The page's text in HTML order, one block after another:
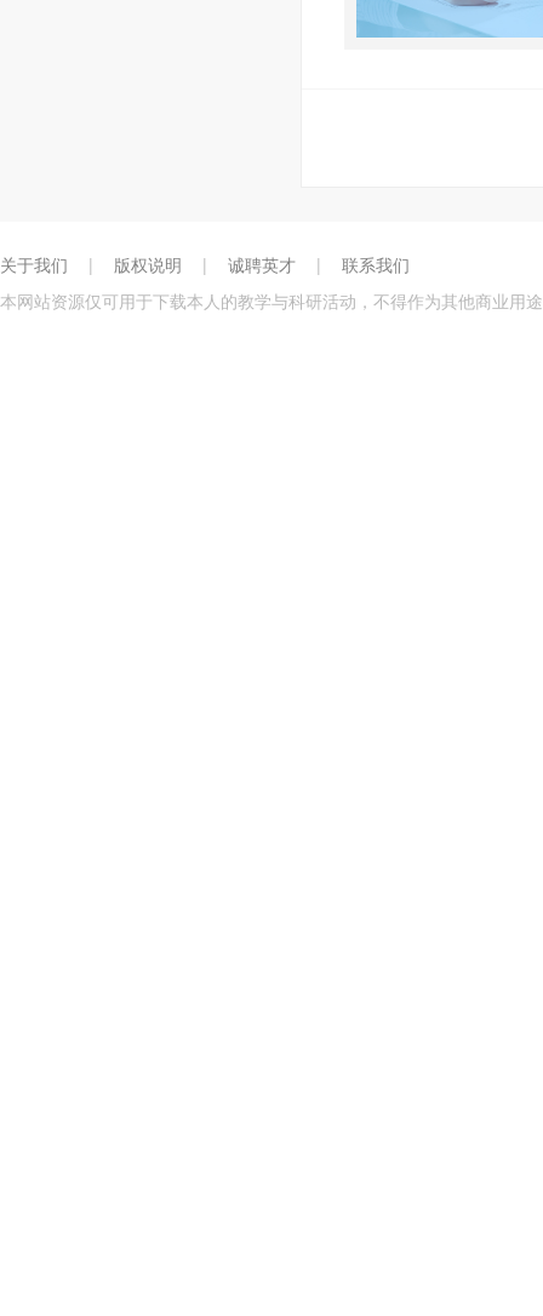
关于我们 | 版权说明 | 诚聘英才 |
联系我们
本网站资源仅可用于下载本人的教学与科研活动，不得作为其他商业用